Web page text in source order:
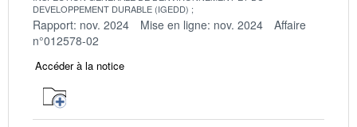
DEVELOPPEMENT DURABLE (IGEDD)
Rapport: nov. 2024 Mise en ligne: nov. 2024
Affaire
n°012578-02
Accéder à la notice